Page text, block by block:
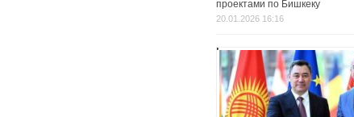
проектами по Бишкеку
20.01.2026 16:16